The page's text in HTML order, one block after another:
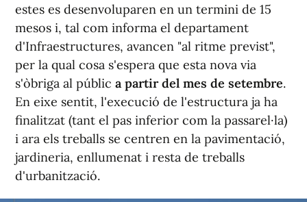
estes es desenvoluparen en un termini de 15
mesos i, tal com informa el departament
d'Infraestructures, avancen "al ritme previst",
per la qual cosa s'espera que esta nova via
s'òbriga al públic a partir del mes de setembre.
En eixe sentit, l'execució de l'estructura ja ha
finalitzat (tant el pas inferior com la passarel·la)
i ara els treballs se centren en la pavimentació,
jardineria, enllumenat i resta de treballs
d'urbanització.